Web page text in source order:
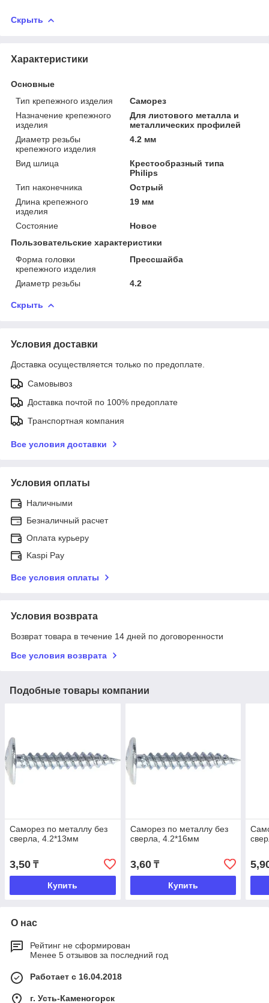
Скрыть
Характеристики
Основные
Тип крепежного изделия
Саморез
Назначение крепежного
изделия
Для листового металла и
металлических профилей
Диаметр резьбы
крепежного изделия
4.2 мм
Вид шлица
Крестообразный типа
Philips
Тип наконечника
Острый
Длина крепежного
изделия
19 мм
Состояние
Новое
Пользовательские характеристики
Форма головки
крепежного изделия
Прессшайба
Диаметр резьбы 4.2
Скрыть
Условия доставки
Доставка осуществляется только по предоплате.
Самовывоз
Доставка почтой по 100% предоплате
Транспортная компания
Все условия доставки
Условия оплаты
Наличными
Безналичный расчет
Оплата курьеру
Kaspi Pay
Все условия оплаты
Условия возврата
Возврат товара в течение 14 дней по договоренности
Все условия возврата
Подобные товары компании
Саморез по металлу без
сверла, 4.2*13мм
3,50 ₸
Купить
Саморез по металлу без
сверла, 4.2*16мм
3,60₸
Купить
О нас
Рейтинг не сформирован
Менее 5 отзывов за последний год
Работает с 16.04.2018
г. Усть-Каменогорск